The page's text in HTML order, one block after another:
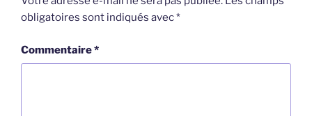
obligatoires sont indiqués avec*
Commentaire*